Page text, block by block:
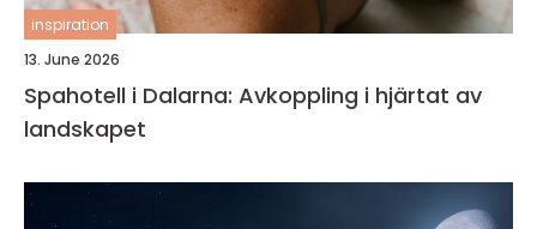
inspiration
13. June 2026
Spahotell i Dalarna: Avkoppling i hjärtat av
landskapet